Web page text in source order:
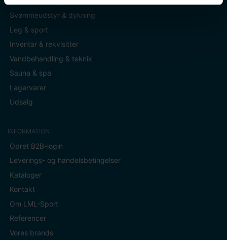
Svømmeudstyr & dykning
Leg & sport
Inventar & rekvisitter
Vandbehandling & teknik
Sauna & spa
Lagervarer
Udsalg
INFORMATION
Opret B2B-login
Leverings- og handelsbetingelser
Kataloger
Kontakt
Om LML-Sport
Referencer
Vores brands